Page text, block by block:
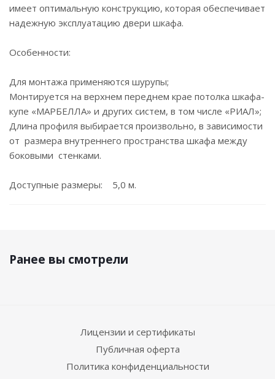
имеет оптимальную конструкцию, которая обеспечивает
надежную эксплуатацию двери шкафа.
Особенности:
Для монтажа применяются шурупы;
Монтируется на верхнем переднем крае потолка шкафа-
купе «МАРБЕЛЛА» и других систем, в том числе «РИАЛ»;
Длина профиля выбирается произвольно, в зависимости
от размера внутреннего пространства шкафа между
боковыми стенками.
Доступные размеры: 5,0 м.
Ранее вы смотрели
Лицензии и сертификаты
Публичная оферта
Политика конфиденциальности